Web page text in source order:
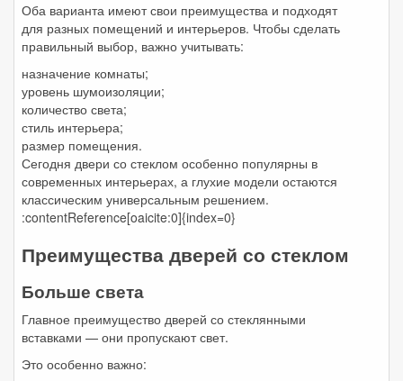
Оба варианта имеют свои преимущества и подходят
для разных помещений и интерьеров. Чтобы сделать
правильный выбор, важно учитывать:
назначение комнаты;
уровень шумоизоляции;
количество света;
стиль интерьера;
размер помещения.
Сегодня двери со стеклом особенно популярны в
современных интерьерах, а глухие модели остаются
классическим универсальным решением.
:contentReference[oaicite:0]{index=0}
Преимущества дверей со стеклом
Больше света
Главное преимущество дверей со стеклянными
вставками — они пропускают свет.
Это особенно важно: